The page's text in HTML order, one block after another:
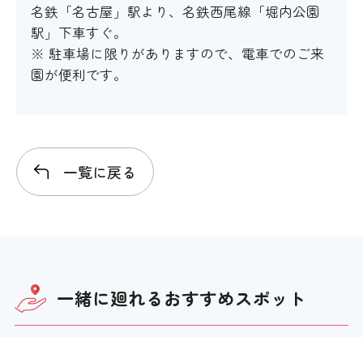
階段・段差
名鉄「名古屋」駅より、名鉄西尾線「堀内公園
駅」下車すぐ。
※ 駐車場に限りがありますので、電車でのご来
園が便利です。
一覧に戻る
一緒に廻れるおすすめスポット